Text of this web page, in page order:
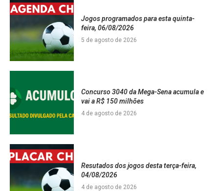
Jogos programados para esta quinta-
feira, 06/08/2026
5 de agosto de 2026
Concurso 3040 da Mega-Sena acumula e
vai a R$ 150 milhões
4 de agosto de 2026
Resutados dos jogos desta terça-feira,
04/08/2026
4 de agosto de 2026